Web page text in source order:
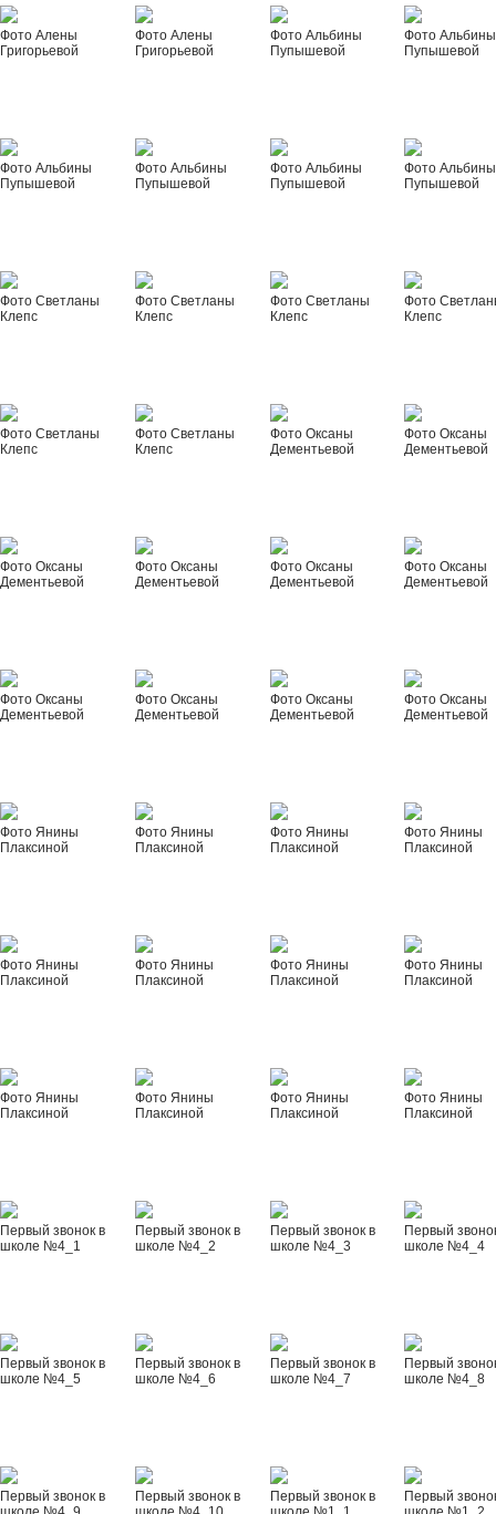
Фото Алены
Григорьевой
Фото Алены
Григорьевой
Фото Альбины
Пупышевой
Фото Альбины
Пупышевой
Фото Альбины
Пупышевой
Фото Альбины
Пупышевой
Фото Альбины
Пупышевой
Фото Альбины
Пупышевой
Фото Светланы
Клепс
Фото Светланы
Клепс
Фото Светланы
Клепс
Фото
Клепс
Фото Светланы
Клепс
Фото Светланы
Клепс
Фото Оксаны
Дементьевой
Фото Оксаны
Дементьевой
Фото Оксаны
Дементьевой
Фото Оксаны
Дементьевой
Фото Оксаны
Дементьевой
Фото Оксаны
Дементьевой
Фото Оксаны
Дементьевой
Фото Оксаны
Дементьевой
Фото Оксаны
Дементьевой
Фото Оксаны
Дементьевой
Фото Янины
Плаксиной
Фото Янины
Плаксиной
Фото Янины
Плаксиной
Фото Янины
Плаксиной
Фото Янины
Плаксиной
Фото Янины
Плаксиной
Фото Янины
Плаксиной
Фото Янины
Плаксиной
Фото Янины
Плаксиной
Фото Янины
Плаксиной
Фото Янины
Плаксиной
Фото Янины
Плаксиной
Первый звонок в
школе №4_1
Первый звонок в
школе №4_2
Первый звонок в
школе №4_3
Первый
школе №4_4
Первый звонок в
школе №4_5
Первый звонок в
школе №4_6
Первый звонок в
школе №4_7
Первый
школе №4_8
Первый звонок в
Первый звонок в
Первый звонок в
Первый